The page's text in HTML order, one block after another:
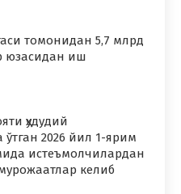
томонидан 5,7 млрд
юзасидан иш
ҳудудий
2026 йил 1-ярим
истеъмолчилардан
келиб